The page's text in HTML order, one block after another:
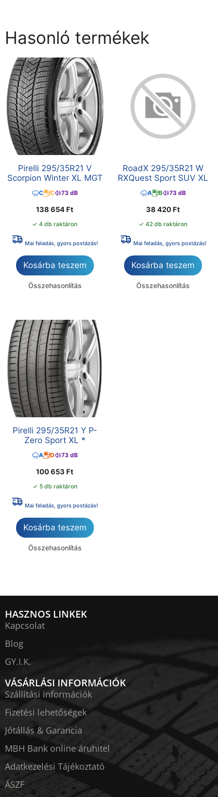
Hasonló termékek
Pirelli 295/35R21 V
Scorpion Winter XL MGT
C C 73 dB
138 654 Ft
✓ 4 db raktáron
Mai feladás, gyors postázás!
Kosárba teszem
Összehasonlítás
RoadX 295/35R21 W
RXQuest Sport SUV XL
A B 73 dB
38 420 Ft
✓ 42 db raktáron
Mai feladás, gyors postázás!
Kosárba teszem
Összehasonlítás
Pirelli 295/35R21 Y P-
Zero Sport XL *
A D 73 dB
100 653 Ft
✓ 5 db raktáron
Mai feladás, gyors postázás!
Kosárba teszem
Összehasonlítás
HASZNOS LINKEK
Kapcsolat
Blog
GY.I.K.
VÁSÁRLÁSI INFORMÁCIÓK
Szállítási információk
Fizetési lehetőségek
Jótállás & Garancia
MBH Bank online áruhitel
Adatkezelési Tájékoztató
ÁSZF